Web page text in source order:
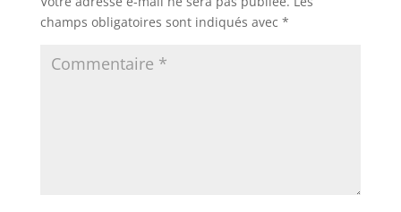
champs obligatoires sont indiqués avec *